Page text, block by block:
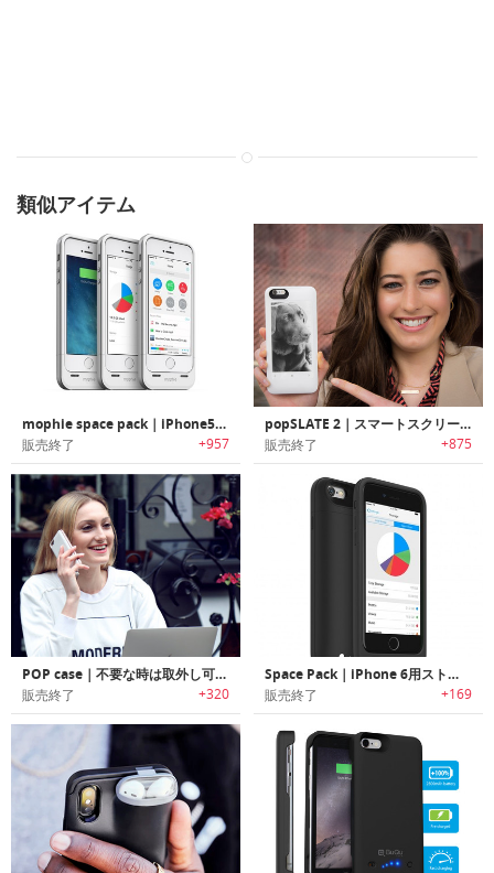
類似アイテム
mophie space pack｜iPhone5S/5用内蔵のストレージを持つ電池ケース
販売終了 +957
popSLATE 2｜スマートスクリーン搭載iPhoneケース「ポップスレート2」
販売終了 +875
POP case｜不要な時は取外し可能なモジュール式バッテリーパック付きiPhoneケース「ポップケース」
販売終了 +320
Space Pack｜iPhone 6用ストレージ＆バッテリー付き保護ケース
販売終了 +169